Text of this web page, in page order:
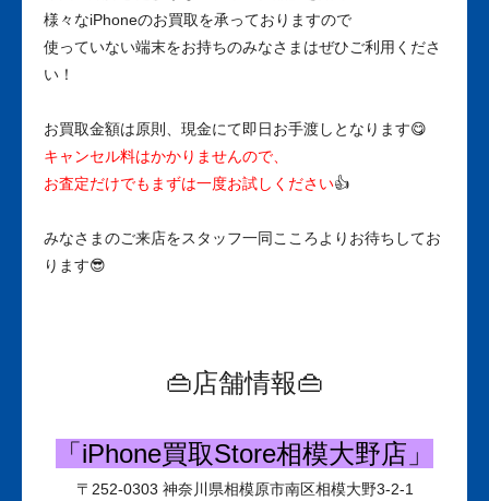
様々なiPhoneのお買取を承っておりますので
使っていない端末をお持ちのみなさまはぜひご利用くださ
い！
お買取金額は原則、現金にて即日お手渡しとなります😋
キャンセル料はかかりませんので、
お査定だけでもまずは一度お試しください👍
みなさまのご来店をスタッフ一同こころよりお待ちしてお
ります😎
👜店舗情報👜
「iPhone買取Store相模大野店」
〒 252-0303 神奈川県相模原市南区相模大野3-2-1